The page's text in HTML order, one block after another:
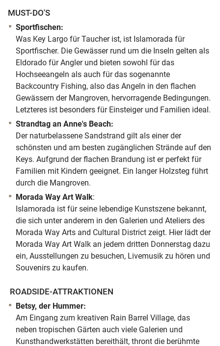
MUST-DO'S
Sportfischen:
Was Key Largo für Taucher ist, ist Islamorada für
Sportfischer. Die Gewässer rund um die Inseln gelten als
Eldorado für Angler und bieten sowohl für das
Hochseeangeln als auch für das sogenannte
Backcountry Fishing, also das Angeln in den flachen
Gewässern der Mangroven, hervorragende Bedingungen.
Letzteres ist besonders für Einsteiger und Familien ideal.
Strandtag an Anne's Beach:
Der naturbelassene Sandstrand gilt als einer der
schönsten und am besten zugänglichen Strände auf den
Keys. Aufgrund der flachen Brandung ist er perfekt für
Familien mit Kindern geeignet. Ein langer Holzsteg führt
durch die Mangroven.
Morada Way Art Walk:
Islamorada ist für seine lebendige Kunstszene bekannt,
die sich unter anderem in den Galerien und Ateliers des
Morada Way Arts and Cultural District zeigt. Hier lädt der
Morada Way Art Walk an jedem dritten Donnerstag dazu
ein, Ausstellungen zu besuchen, Livemusik zu hören und
Souvenirs zu kaufen.
ROADSIDE-ATTRAKTIONEN
Betsy, der Hummer:
Am Eingang zum kreativen Rain Barrel Village, das
neben tropischen Gärten auch viele Galerien und
Kunsthandwerkstätten bereithält, thront die berühmte